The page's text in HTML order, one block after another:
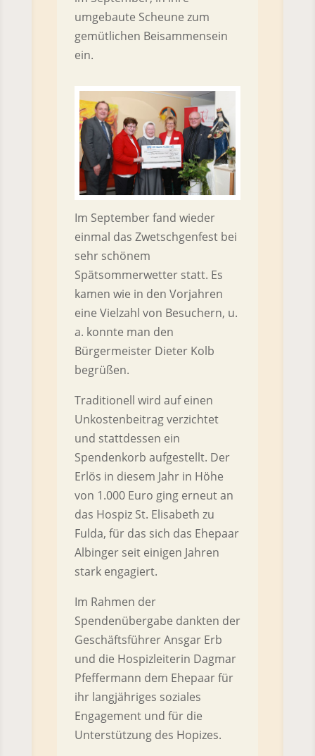
umgebaute Scheune zum
gemütlichen Beisammensein
ein.
Im September fand wieder
einmal das Zwetschgenfest bei
sehr schönem
Spätsommerwetter statt. Es
kamen wie in den Vorjahren
eine Vielzahl von Besuchern, u.
a. konnte man den
Bürgermeister Dieter Kolb
begrüßen.
Traditionell wird auf einen
Unkostenbeitrag verzichtet
und stattdessen ein
Spendenkorb aufgestellt. Der
Erlös in diesem Jahr in Höhe
von 1.000 Euro ging erneut an
das Hospiz St. Elisabeth zu
Fulda, für das sich das Ehepaar
Albinger seit einigen Jahren
stark engagiert.
Im Rahmen der
Spendenübergabe dankten der
Geschäftsführer Ansgar Erb
und die Hospizleiterin Dagmar
Pfeffermann dem Ehepaar für
ihr langjähriges soziales
Engagement und für die
Unterstützung des Hopizes.